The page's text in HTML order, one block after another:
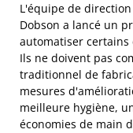
L'équipe de
Dobson a lancé un
automatiser certains
Ils ne doivent pas
traditionnel de
mesures
meilleure hygiène,
économies de main